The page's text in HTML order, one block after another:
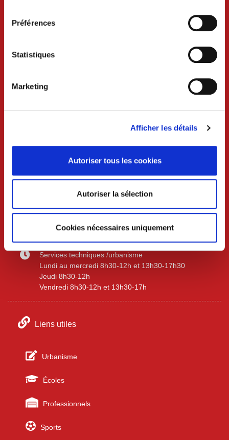
Préférences
Statistiques
Marketing
Afficher les détails
Autoriser tous les cookies
Autoriser la sélection
Cookies nécessaires uniquement
VILLE DE CRAON
Nous contacter
Jeudi 8h30-12h
Vendredi 8h30-12h et 13h30-17h
Samedi 9h-12h (uniquement sur rdv)
Services techniques /urbanisme
Lundi au mercredi 8h30-12h et 13h30-17h30
Jeudi 8h30-12h
Vendredi 8h30-12h et 13h30-17h
Liens utiles
Urbanisme
Écoles
Professionnels
Sports